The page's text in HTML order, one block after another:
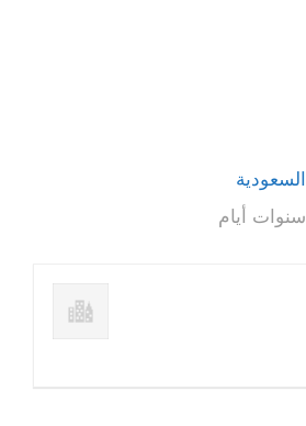
السعودية